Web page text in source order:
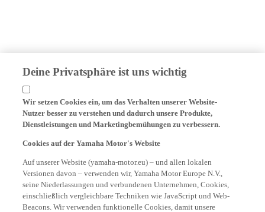
Deine Privatsphäre ist uns wichtig
Wir setzen Cookies ein, um das Verhalten unserer Website-
Nutzer besser zu verstehen und dadurch unsere Produkte,
Dienstleistungen und Marketingbemühungen zu verbessern.
Cookies auf der Yamaha Motor's Website
Auf unserer Website (yamaha-motor.eu) – und allen lokalen
Versionen davon – verwenden wir, Yamaha Motor Europe N.V.,
seine Niederlassungen und verbundenen Unternehmen, Cookies,
einschließlich vergleichbare Techniken wie JavaScript und Web-
Beacons. Wir verwenden funktionelle Cookies, damit unsere